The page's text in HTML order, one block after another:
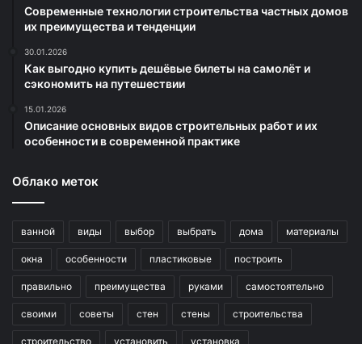
Современные технологии строительства частных домов
их преимущества и тенденции
30.01.2026
Как выгодно купить дешёвые билеты на самолёт и
сэкономить на путешествии
15.01.2026
Описание основных видов строительных работ и их
особенности в современной практике
Облако меток
ванной виды выбор выбрать дома материалы
окна особенности пластиковые построить
правильно преимущества руками самостоятельно
своими советы стен стены строительства
строительство установить установка